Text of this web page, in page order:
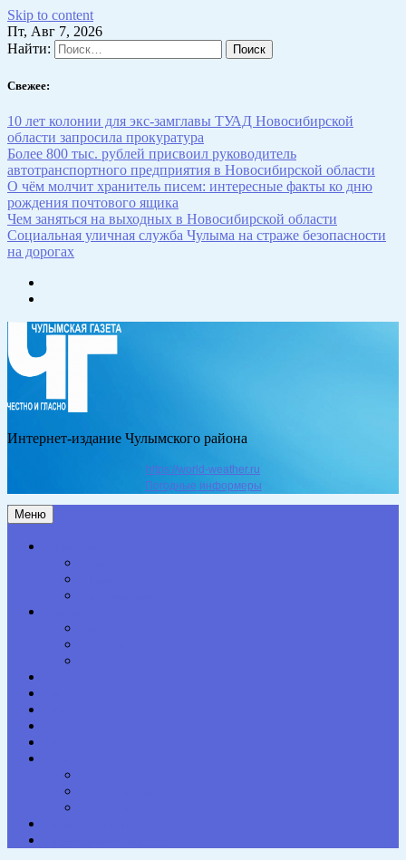
Skip to content
Пт, Авг 7, 2026
Найти:
Свежее:
10 лет колонии для экс-замглавы ТУАД Новосибирской
области запросила прокуратура
Более 800 тыс. рублей присвоил руководитель
автотранспортного предприятия в Новосибирской области
О чём молчит хранитель писем: интересные факты ко дню
рождения почтового ящика
Чем заняться на выходных в Новосибирской области
Социальная уличная служба Чулыма на страже безопасности
на дорогах
Интернет-издание Чулымского района
https://world-weather.ru
Погодные информеры
Меню